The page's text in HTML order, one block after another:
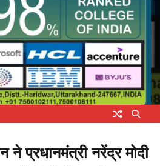
ने प्रधानमंत्री नरेंद्र मोदी